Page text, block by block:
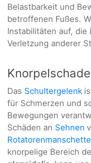
Belastbarkeit und
betroffenen Fußes.
Instabilitäten auf, die
Verletzung anderer
Das Schultergelenk
für Schmerzen und
Bewegungen
Schäden an Sehnen
Rotatorenmanschette
knorpelige Bereich